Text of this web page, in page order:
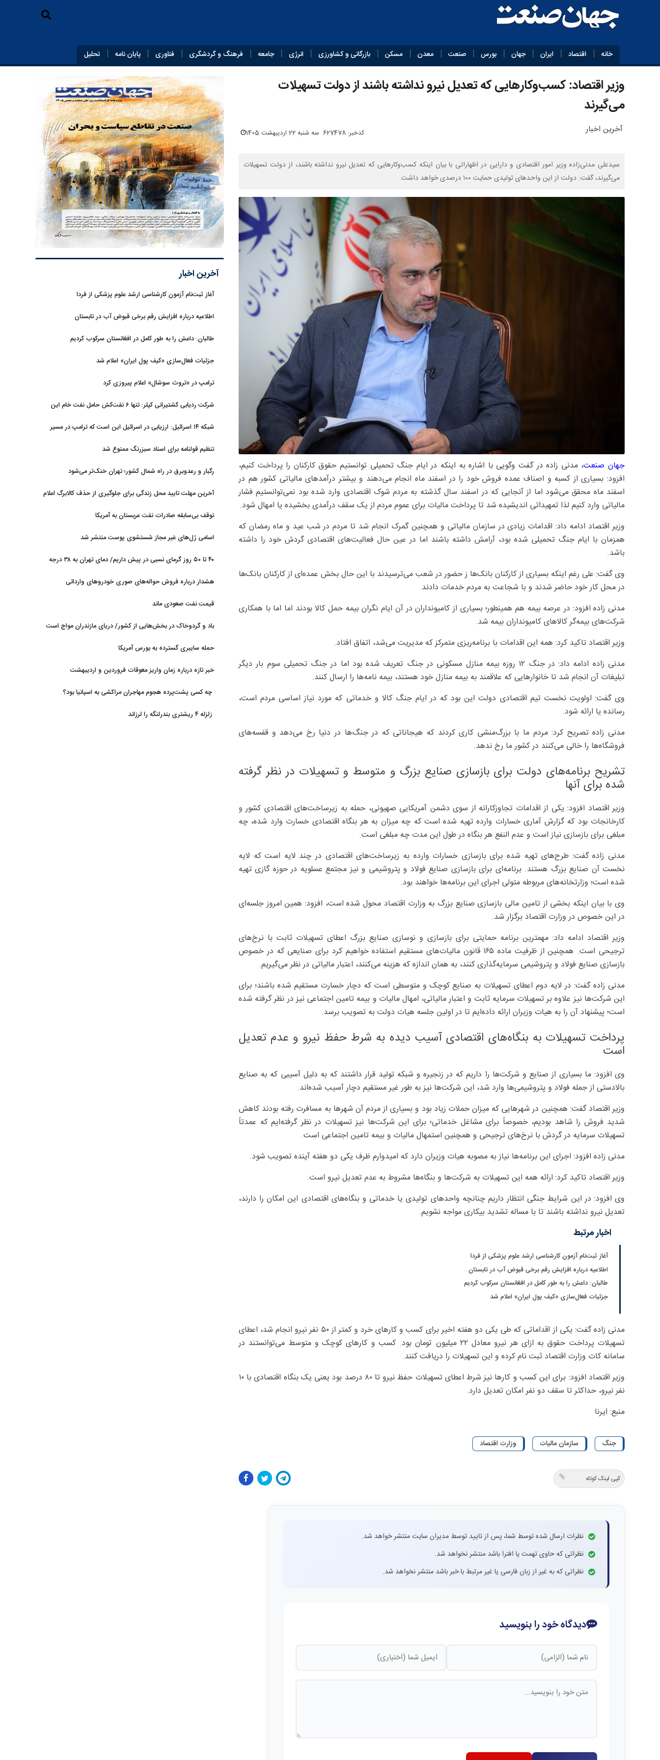
خانه اقتصاد ایران جهان بورس صنعت معدن مسکن بازرگانی و کشاورزی انرژی جامعه فرهنگ و گردشگری فناوری پایان‌ نامه تحلیل
وزیر اقتصاد: کسب‌وکارهایی که تعدیل نیرو نداشته باشند از دولت تسهیلات
می‌گیرند
آخرین اخبار کدخبر: 627478 سه شنبه 22 اردیبهشت 1405
سیدعلی مدنی‌زاده وزیر امور اقتصادی و دارایی در اظهاراتی با بیان اینکه کسب‌وکارهایی که تعدیل نیرو نداشته باشند، از دولت تسهیلات
می‌گیرند، گفت: دولت از این واحدهای تولیدی حمایت ۱۰۰ درصدی خواهد داشت.
جهان صنعت، مدنی زاده در گفت وگویی با اشاره به اینکه در ایام جنگ تحمیلی توانستیم حقوق کارکنان را پرداخت کنیم،
افزود: بسیاری از کسبه و اصناف عمده فروش خود را در اسفند ماه انجام می‌دهند و بیشتر درآمدهای مالیاتی کشور هم در
اسفند ماه محقق می‌شود اما از آنجایی که در اسفند سال گذشته به مردم شوک اقتصادی وارد شده بود نمی‌توانستیم فشار
مالیاتی وارد کنیم لذا تمهیداتی اندیشیده شد تا پرداخت مالیات برای عموم مردم از یک سقف درآمدی بخشیده یا امهال شود.
وزیر اقتصاد ادامه داد: اقدامات زیادی در سازمان مالیاتی و همچنین گمرک انجام شد تا مردم در شب عید و ماه رمضان که
همزمان با ایام جنگ تحمیلی شده بود، آرامش داشته باشند اما در عین حال فعالیت‌های اقتصادی گردش خود را داشته
باشد.
وی گفت: علی رغم اینکه بسیاری از کارکنان بانک‌ها ز حضور در شعب می‌ترسیدند با این حال بخش عمده‌ای از کارکنان بانک‌ها
در محل کار خود حاضر شدند و با شجاعت به مردم خدمات دادند.
مدنی زاده افزود: در عرصه بیمه هم همینطور؛ بسیاری از کامیونداران در آن ایام نگران بیمه حمل کالا بودند اما اما با همکاری
شرکت‌های بیمه‌گر کالاهای کامیونداران بیمه شد.
وزیر اقتصاد تاکید کرد: همه این اقدامات با برنامه‌ریزی متمرکز که مدیریت می‌شد، اتفاق افتاد.
مدنی زاده ادامه داد: در جنگ ۱۲ روزه بیمه منازل مسکونی در جنگ تعریف شده بود اما در جنگ تحمیلی سوم بار دیگر
تبلیغات آن انجام شد تا خانوارهایی که علاقمند به بیمه منازل خود هستند، بیمه نامه‌ها را ارسال کنند.
وی گفت: اولویت نخست تیم اقتصادی دولت این بود که در ایام جنگ کالا و خدماتی که مورد نیاز اساسی مردم است،
رسانده یا ارائه شود.
مدنی زاده تصریح کرد: مردم ما با بزرگ‌منشی کاری کردند که هیجاناتی که در جنگ‌ها در دنیا رخ می‌دهد و قفسه‌های
فروشگاه‌ها را خالی می‌کنند در کشور ما رخ ندهد.
تشریح برنامه‌های دولت برای بازسازی صنایع بزرگ و متوسط و تسهیلات در نظر گرفته
شده برای آنها
وزیر اقتصاد افزود: یکی از اقدامات تجاوزکارانه از سوی دشمن آمریکایی صهیونی، حمله به زیرساخت‌های اقتصادی کشور و
کارخانجات بود که گزارش آماری خسارات وارده تهیه شده است که چه میزان به هر بنگاه اقتصادی خسارت وارد شده، چه
مبلغی برای بازسازی نیاز است و عدم النفع هر بنگاه در طول این مدت چه مبلغی است.
مدنی زاده گفت: طرح‌های تهیه شده برای بازسازی خسارات وارده به زیرساخت‌های اقتصادی در چند لایه است که لایه
نخست آن صنایع بزرگ هستند. برنامه‌ای برای بازسازی صنایع فولاد و پتروشیمی و نیز مجتمع عسلویه در حوزه گازی تهیه
شده است؛ وزارتخانه‌های مربوطه متولی اجرای این برنامه‌ها خواهند بود.
وی با بیان اینکه بخشی از تامین مالی بازسازی صنایع بزرگ به وزارت اقتصاد محول شده است، افزود: همین امروز جلسه‌ای
در این خصوص در وزارت اقتصاد برگزار شد.
وزیر اقتصاد ادامه داد: مهمترین برنامه حمایتی برای بازسازی و نوسازی صنایع بزرگ اعطای تسهیلات ثابت با نرخ‌های
ترجیحی است. همچنین از ظرفیت ماده ۱۶۵ قانون مالیات‌های مستقیم استفاده خواهیم کرد برای صنایعی که در خصوص
بازسازی صنایع فولاد و پتروشیمی سرمایه‌گذاری کنند، به همان اندازه که هزینه می‌کنند، اعتبار مالیاتی در نظر می‌گیریم.
مدنی زاده گفت: در لایه دوم اعطای تسهیلات به صنایع کوچک و متوسطی است که دچار خسارت مستقیم شده باشند؛ برای
این شرکت‌ها نیز علاوه بر تسهیلات سرمایه ثابت و اعتبار مالیاتی، امهال مالیات و بیمه تامین اجتماعی نیز در نظر گرفته شده
است؛ پیشنهاد آن را به هیات وزیران ارائه داده‌ایم تا در اولین جلسه هیات دولت به تصویب برسد.
پرداخت تسهیلات به بنگاه‌های اقتصادی آسیب دیده به شرط حفظ نیرو و عدم تعدیل
است
وی افزود: ما بسیاری از صنایع و شرکت‌ها را داریم که در زنجیره و شبکه تولید قرار داشتند که به دلیل آسیبی که به صنایع
بالادستی از جمله فولاد و پتروشیمی‌ها وارد شد، این شرکت‌ها نیز به طور غیر مستقیم دچار آسیب شده‌اند.
وزیر اقتصاد گفت: همچنین در شهرهایی که میزان حملات زیاد بود و بسیاری از مردم آن شهرها به مسافرت رفته بودند کاهش
شدید فروش را شاهد بودیم، خصوصاً برای مشاغل خدماتی؛ برای این شرکت‌ها نیز تسهیلات در نظر گرفته‌ایم که عمدتاً
تسهیلات سرمایه در گردش با نرخ‌های ترجیحی و همچنین استمهال مالیات و بیمه تامین اجتماعی است.
مدنی زاده افزود: اجرای این برنامه‌ها نیاز به مصوبه هیات وزیران دارد که امیدوارم ظرف یکی دو هفته آینده تصویب شود.
وزیر اقتصاد تاکید کرد: ارائه همه این تسهیلات به شرکت‌ها و بنگاه‌ها مشروط به عدم تعدیل نیرو است.
وی افزود: در این شرایط جنگی انتظار داریم چنانچه واحدهای تولیدی یا خدماتی و بنگاه‌های اقتصادی این امکان را دارند،
تعدیل نیرو نداشته باشند تا با مساله تشدید بیکاری مواجه نشویم.
اخبار مرتبط
آغاز ثبت‌نام‌ آزمون کارشناسی ارشد علوم پزشکی از فردا
اطلاعیه درباره افزایش رقم برخی قبوض آب در تابستان
طالبان: داعش را به طور کامل در افغانستان سرکوب کردیم
جزئیات فعال‌سازی «کیف پول ایران» اعلام شد
مدنی زاده گفت: یکی از اقداماتی که طی یکی دو هفته اخیر برای کسب و کارهای خرد و کمتر از ۵۰ نفر نیرو انجام شد، اعطای
تسهیلات پرداخت حقوق به ازای هر نیرو معادل ۲۲ میلیون تومان بود. کسب و کارهای کوچک و متوسط می‌توانستند در
سامانه کات وزارت اقتصاد ثبت نام کرده و این تسهیلات را دریافت کنند.
وزیر اقتصاد افزود: برای این کسب و کارها نیز شرط اعطای تسهیلات حفظ نیرو تا ۸۰ درصد بود یعنی یک بنگاه اقتصادی با ۱۰
نفر نیرو، حداکثر تا سقف دو نفر امکان تعدیل دارد.
منبع: ایرنا
جنگ سازمان مالیات وزارت اقتصاد
کپی لینک کوتاه
نظرات ارسال شده توسط شما، پس از تایید توسط مدیران سایت منتشر خواهد شد.
نظراتی که حاوی تهمت یا افترا باشد منتشر نخواهد شد.
نظراتی که به غیر از زبان فارسی یا غیر مرتبط با خبر باشد منتشر نخواهد شد.
دیدگاه خود را بنویسید
آخرین اخبار
آغاز ثبت‌نام‌ آزمون کارشناسی ارشد علوم پزشکی از فردا
اطلاعیه درباره افزایش رقم برخی قبوض آب در تابستان
طالبان: داعش را به طور کامل در افغانستان سرکوب کردیم
جزئیات فعال‌سازی «کیف پول ایران» اعلام شد
ترامپ در «تروث سوشال» اعلام پیروزی کرد
شرکت ردیابی کشتیرانی کپلر: تنها ۶ نفت‌کش حامل نفت خام این
شبکه ۱۴ اسرائیل: ارزیابی در اسرائیل این است که ترامپ در مسیر
تنظیم قولنامه برای اسناد سبزرنگ ممنوع شد
رگبار و رعدوبرق در راه شمال کشور؛ تهران خنک‌تر می‌شود
آخرین مهلت تایید محل زندگی برای جلوگیری از حذف کالابرگ اعلام
توقف بی‌سابقه صادرات نفت عربستان به آمریکا
اسامی ژل‌های غیر مجاز شستشوی پوست منتشر شد
۴۰ تا ۵۰ روز گرمای نسبی در پیش داریم/ دمای تهران به ۳۸ درجه
هشدار درباره فروش حواله‌های صوری خودروهای وارداتی
قیمت نفت صعودی ماند
باد و گردوخاک در بخش‌هایی از کشور/ دریای مازندران مواج است
حمله سایبری گسترده به بورس آمریکا
خبر تازه درباره زمان واریز معوقات فروردین و اردیبهشت
چه کسی پشت‌پرده هجوم مهاجران مراکشی به اسپانیا بود؟
زلزله ۴ ریشتری بندرلنگه را لرزاند